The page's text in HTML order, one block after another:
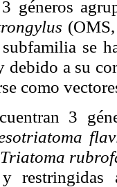
géneros
subfamilia se
debido a su
como
3
Triatoma
restringidas